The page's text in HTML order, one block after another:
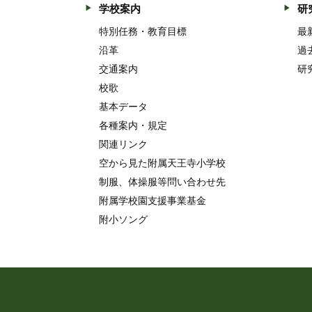
学校案内
特別任務・教育目標
沿革
交通案内
校歌
基本データ
各種案内・規定
関連リンク
空から見た附属天王寺小学校
制服、体操服等問い合わせ先
附属学校園支援事業基金
附小ソング
研
最
過
研